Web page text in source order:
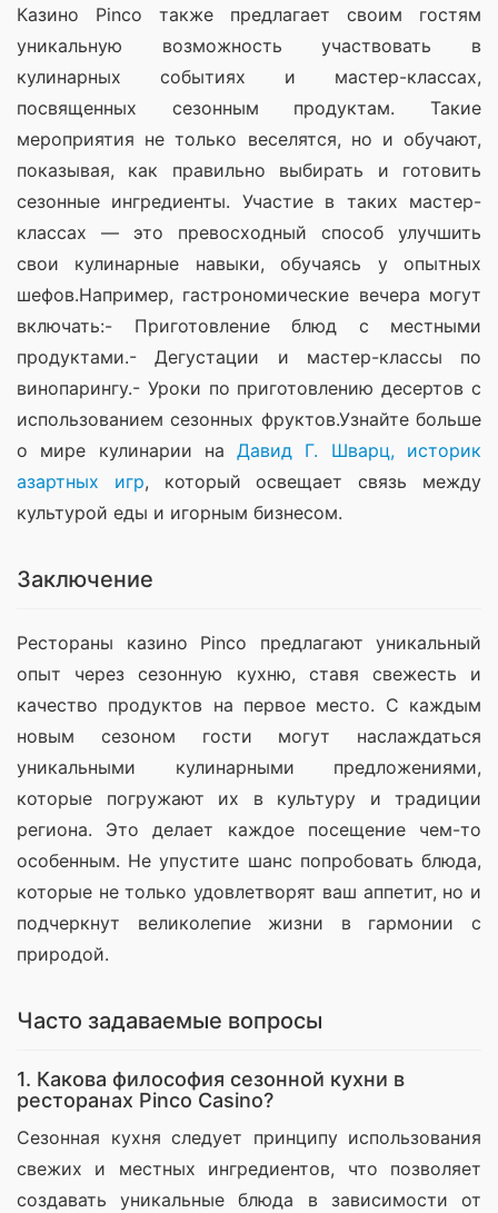
Казино Pinco также предлагает своим гостям
уникальную возможность участвовать в
кулинарных событиях и мастер-классах,
посвященных сезонным продуктам. Такие
мероприятия не только веселятся, но и обучают,
показывая, как правильно выбирать и готовить
сезонные ингредиенты. Участие в таких мастер-
классах — это превосходный способ улучшить
свои кулинарные навыки, обучаясь у опытных
шефов.Например, гастрономические вечера могут
включать:- Приготовление блюд с местными
продуктами.- Дегустации и мастер-классы по
винопарингу.- Уроки по приготовлению десертов с
использованием сезонных фруктов.Узнайте больше
о мире кулинарии на Давид Г. Шварц, историк
азартных игр, который освещает связь между
культурой еды и игорным бизнесом.
Заключение
Рестораны казино Pinco предлагают уникальный
опыт через сезонную кухню, ставя свежесть и
качество продуктов на первое место. С каждым
новым сезоном гости могут наслаждаться
уникальными кулинарными предложениями,
которые погружают их в культуру и традиции
региона. Это делает каждое посещение чем-то
особенным. Не упустите шанс попробовать блюда,
которые не только удовлетворят ваш аппетит, но и
подчеркнут великолепие жизни в гармонии с
природой.
Часто задаваемые вопросы
1. Какова философия сезонной кухни в
ресторанах Pinco Casino?
Сезонная кухня следует принципу использования
свежих и местных ингредиентов, что позволяет
создавать уникальные блюда в зависимости от